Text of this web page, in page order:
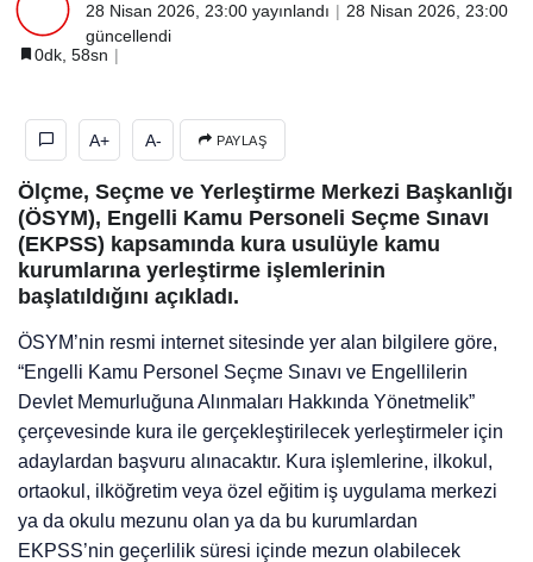
28 Nisan 2026, 23:00 yayınlandı
28 Nisan 2026, 23:00
güncellendi
0dk, 58sn
A+ A- PAYLAŞ
Ölçme, Seçme ve Yerleştirme Merkezi Başkanlığı
(ÖSYM), Engelli Kamu Personeli Seçme Sınavı
(EKPSS) kapsamında kura usulüyle kamu
kurumlarına yerleştirme işlemlerinin
başlatıldığını açıkladı.
ÖSYM’nin resmi internet sitesinde yer alan bilgilere göre,
“Engelli Kamu Personel Seçme Sınavı ve Engellilerin
Devlet Memurluğuna Alınmaları Hakkında Yönetmelik”
çerçevesinde kura ile gerçekleştirilecek yerleştirmeler için
adaylardan başvuru alınacaktır. Kura işlemlerine, ilkokul,
ortaokul, ilköğretim veya özel eğitim iş uygulama merkezi
ya da okulu mezunu olan ya da bu kurumlardan
EKPSS’nin geçerlilik süresi içinde mezun olabilecek